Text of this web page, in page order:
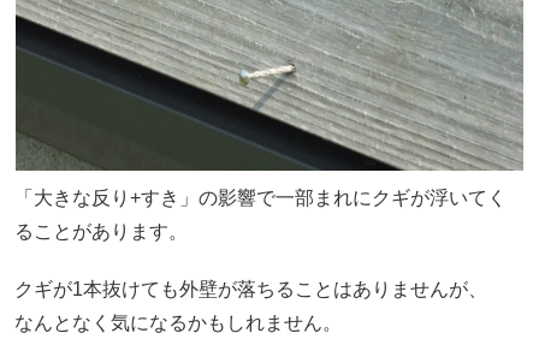
「大きな反り+すき」の影響で一部まれにクギが浮いてく
ることがあります。
クギが1本抜けても外壁が落ちることはありませんが、
なんとなく気になるかもしれません。